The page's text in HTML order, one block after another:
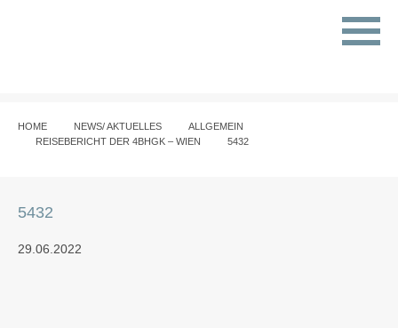
HOME NEWS/ AKTUELLES
ALLGEMEIN
REISEBERICHT DER 4BHGK – WIEN
5432
5432
29.06.2022